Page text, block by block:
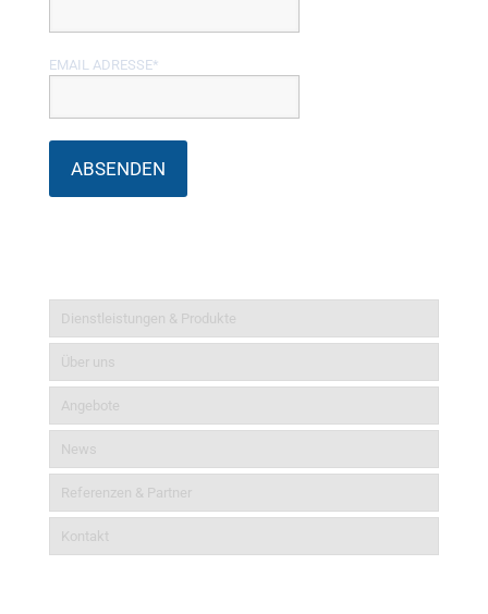
EMAIL ADRESSE*
Dienstleistungen & Produkte
Über uns
Angebote
News
Referenzen & Partner
Kontakt